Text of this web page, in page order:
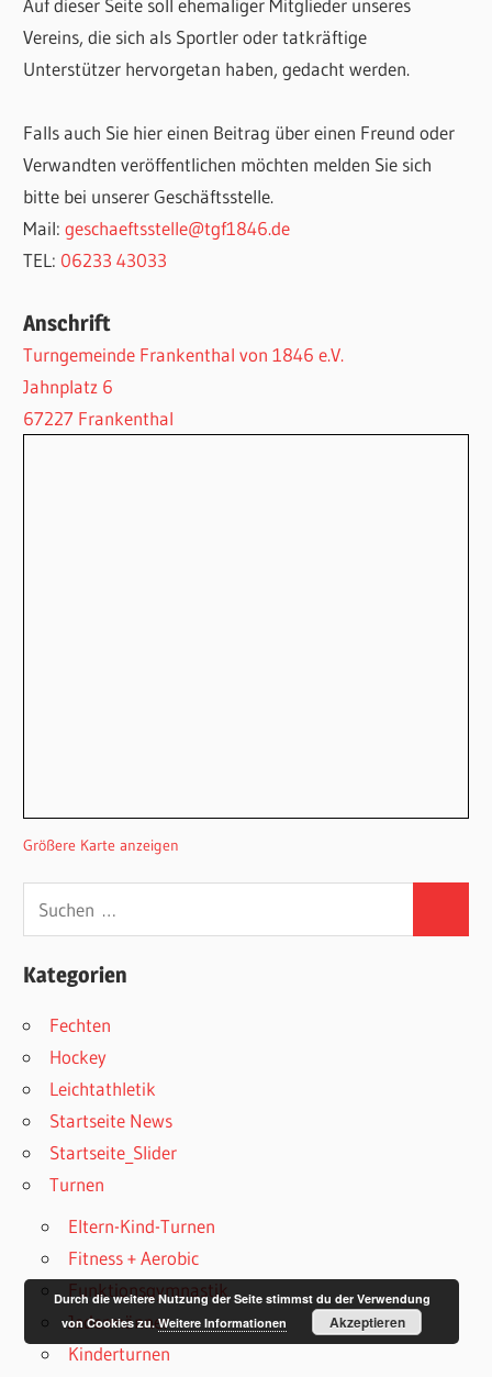
Auf dieser Seite soll ehemaliger Mitglieder unseres
Vereins, die sich als Sportler oder tatkräftige
Unterstützer hervorgetan haben, gedacht werden.
Falls auch Sie hier einen Beitrag über einen Freund oder
Verwandten veröffentlichen möchten melden Sie sich
bitte bei unserer Geschäftsstelle.
Mail:geschaeftsstelle@tgf1846.de
TEL: 06233 43033
Anschrift
Turngemeinde Frankenthal von 1846 e.V.
Jahnplatz 6
67227 Frankenthal
Größere Karte anzeigen
Suchen
nach:
Kategorien
Fechten
Hockey
Leichtathletik
Startseite News
Startseite_Slider
Turnen
Eltern-Kind-Turnen
Fitness + Aerobic
Funktionsgymnastik
Jedermänner
Kinderturnen
Durch die weitere Nutzung der Seite stimmst du der Verwendung
von Cookies zu.Weitere Informationen Akzeptieren